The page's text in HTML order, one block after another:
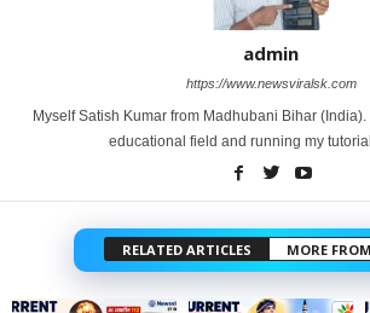
admin
https://www.newsviralsk.com
Myself Satish Kumar from Madhubani Bihar
educational field and running my
RELATED ARTICLES MORE